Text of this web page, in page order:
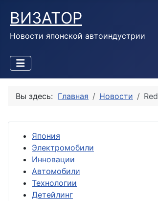
ВИЗАТОР
Новости японской автоиндустрии
Вы здесь: Главная Новости
Япония
Электромобили
Инновации
Автомобили
Технологии
Детейлинг